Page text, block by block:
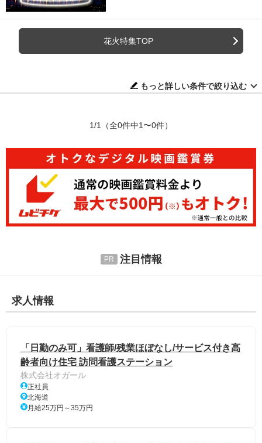
花火特集TOP
もっと詳しい条件で絞り込む
1/1 （全0件中1〜0件）
注目情報
求人情報
「日勤のみ可」看護師/残業ほぼなし/サービス付き高
齢者向け住宅 訪問看護ステーション
株式会社オガール
正社員
北海道
月給25万円～35万円